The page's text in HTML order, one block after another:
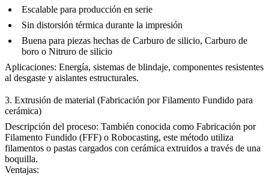
Escalable para producción en serie
Sin distorsión térmica durante la impresión
Buena para piezas hechas de Carburo de silicio, Carburo de
boro o Nitruro de silicio
Aplicaciones: Energía, sistemas de blindaje, componentes resistentes
al desgaste y aislantes estructurales.
3. Extrusión de material (Fabricación por Filamento Fundido para
cerámica)
Descripción del proceso: También conocida como Fabricación por
Filamento Fundido (FFF) o Robocasting, este método utiliza
filamentos o pastas cargados con cerámica extruidos a través de una
boquilla.
Ventajas: